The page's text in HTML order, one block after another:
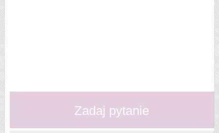
Zadaj pytanie